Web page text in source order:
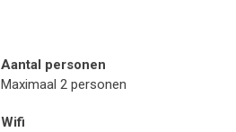
Aantal personen
Maximaal 2 personen
Wifi